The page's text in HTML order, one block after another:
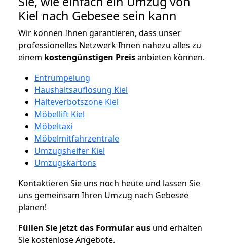
Kiel nach Gebesee sein kann
Wir können Ihnen garantieren, dass unser
professionelles Netzwerk Ihnen nahezu alles zu
einem kostengünstigen Preisanbieten können.
Entrümpelung
Haushaltsauflösung Kiel
Halteverbotszone Kiel
Möbellift Kiel
Möbeltaxi
Möbelmitfahrzentrale
Umzugshelfer Kiel
Umzugskartons
Kontaktieren Sie uns noch heute und lassen Sie
uns gemeinsam Ihren Umzug nach Gebesee
planen!
Füllen Sie jetzt das Formular aus und erhalten
Sie kostenlose Angebote.